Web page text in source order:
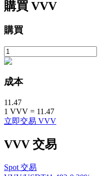
享受活期理財及長期
購買 VVV
購買
成本
11.47
1 VVV = 11.47
立即交易 VVV
VVV 交易
Spot 交易